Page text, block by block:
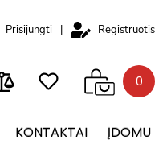
Prisijungti | Registruotis
0
KONTAKTAI ĮDOMU